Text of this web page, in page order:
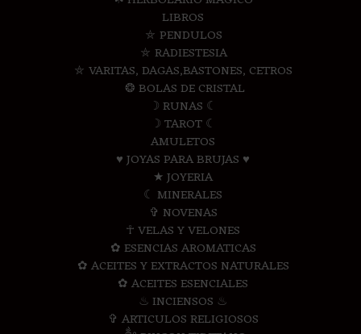
LIBROS
⛤ PENDULOS
⛤ RADIESTESIA
⛤ VARITAS, DAGAS,BASTONES, CETROS
❂ BOLAS DE CRISTAL
☽ RUNAS ☾
☽ TAROT ☾
AMULETOS
♥ JOYAS PARA BRUJAS ♥
★ JOYERIA
☾ MINERALES
✞ NOVENAS
☥ VELAS Y VELONES
✿ ESENCIAS AROMATICAS
✿ ACEITES Y EXTRACTOS NATURALES
✿ ACEITES ESENCIALES
♨ INCIENSOS ♨
✞ ARTICULOS RELIGIOSOS